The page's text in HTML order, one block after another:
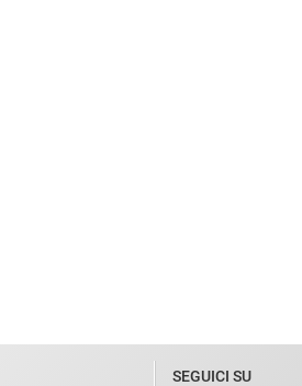
SEGUICI SU